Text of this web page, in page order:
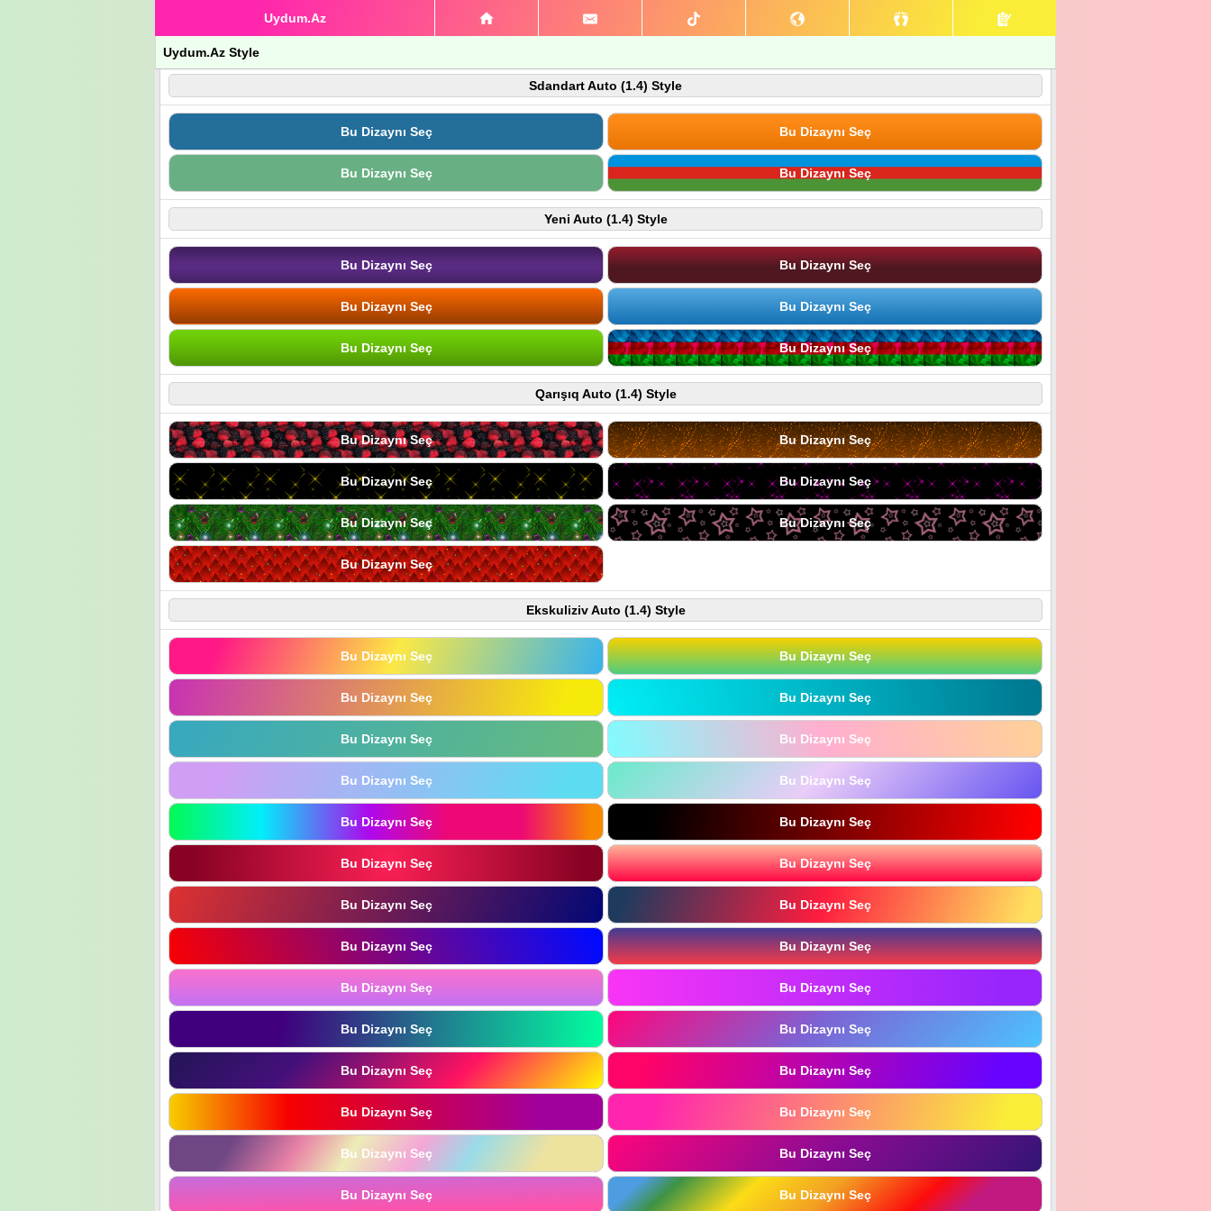
Uydum.Az
Uydum.Az Style
Sdandart Auto (1.4) Style
Bu Dizaynı Seç Bu Dizaynı Seç
Bu Dizaynı Seç Bu Dizaynı Seç
Yeni Auto (1.4) Style
Bu Dizaynı Seç Bu Dizaynı Seç
Bu Dizaynı Seç Bu Dizaynı Seç
Bu Dizaynı Seç Bu Dizaynı Seç
Qarışıq Auto (1.4) Style
Bu Dizaynı Seç Bu Dizaynı Seç
Bu Dizaynı Seç Bu Dizaynı Seç
Bu Dizaynı Seç Bu Dizaynı Seç
Bu Dizaynı Seç
Ekskuliziv Auto (1.4) Style
Bu Dizaynı Seç Bu Dizaynı Seç
Bu Dizaynı Seç Bu Dizaynı Seç
Bu Dizaynı Seç Bu Dizaynı Seç
Bu Dizaynı Seç Bu Dizaynı Seç
Bu Dizaynı Seç Bu Dizaynı Seç
Bu Dizaynı Seç Bu Dizaynı Seç
Bu Dizaynı Seç Bu Dizaynı Seç
Bu Dizaynı Seç Bu Dizaynı Seç
Bu Dizaynı Seç Bu Dizaynı Seç
Bu Dizaynı Seç Bu Dizaynı Seç
Bu Dizaynı Seç Bu Dizaynı Seç
Bu Dizaynı Seç Bu Dizaynı Seç
Bu Dizaynı Seç Bu Dizaynı Seç
Bu Dizaynı Seç Bu Dizaynı Seç